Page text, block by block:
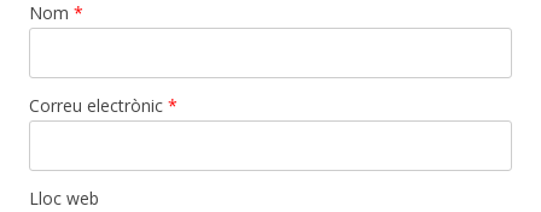
Nom *
Correu electrònic *
Lloc web